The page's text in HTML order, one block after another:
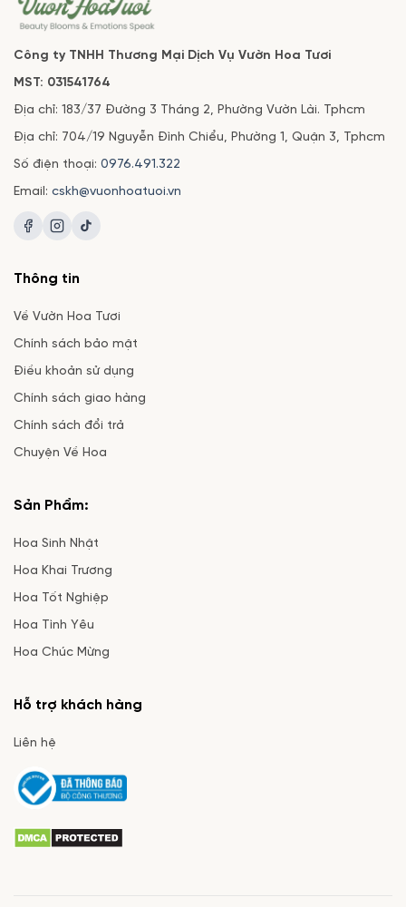
Công ty TNHH Thương Mại Dịch Vụ Vườn Hoa Tươi
MST: 031541764
Địa chỉ: 183/37 Đường 3 Tháng 2, Phường Vườn Lài. Tphcm
Địa chỉ: 704/19 Nguyễn Đình Chiểu, Phường 1, Quận 3, Tphcm
Số điện thoại: 0976.491.322
Email: cskh@vuonhoatuoi.vn
Thông tin
Về Vườn Hoa Tươi
Chính sách bảo mật
Điều khoản sử dụng
Chính sách giao hàng
Chính sách đổi trả
Chuyện Về Hoa
Sản Phẩm:
Hoa Sinh Nhật
Hoa Khai Trương
Hoa Tốt Nghiệp
Hoa Tình Yêu
Hoa Chúc Mừng
Hỗ trợ khách hàng
Liên hệ